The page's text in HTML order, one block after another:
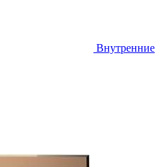
Внутренние